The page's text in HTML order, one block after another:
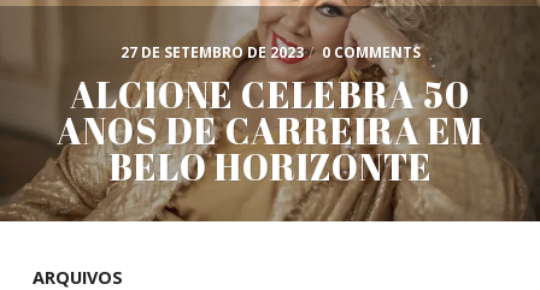
27 DE SETEMBRO DE 2023 / 0 COMMENTS
ALCIONE CELEBRA 50
ANOS DE CARREIRA EM
BELO HORIZONTE
ARQUIVOS